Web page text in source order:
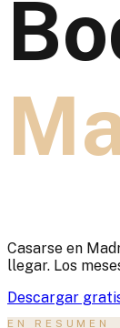
Casarse en
llegar. Los
Descargar
EN RESUMEN